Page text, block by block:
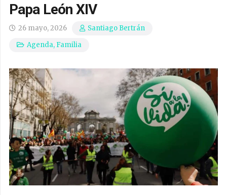
Papa León XIV
26 mayo, 2026
Santiago Bertrán
Agenda, Familia